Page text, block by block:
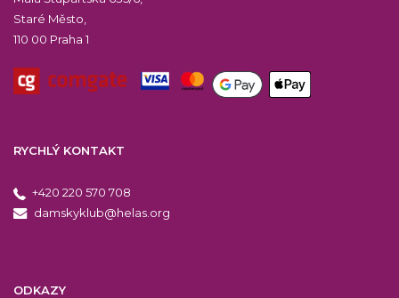
Staré Město,
110 00 Praha 1
RYCHLÝ KONTAKT
+420 220 570 708
damskyklub@helas.org
ODKAZY